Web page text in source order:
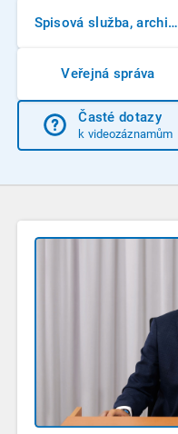
Spisová služba, archivnictví
Veřejná správa
Časté dotazy
k videozáznamům